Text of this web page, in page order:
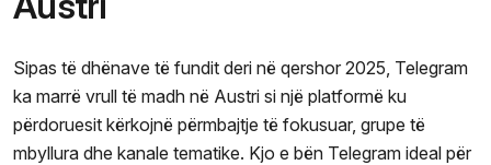
Sipas të dhënave të fundit deri në qershor 2025, Telegram
ka marrë vrull të madh në Austri si një platformë ku
përdoruesit kërkojnë përmbajtje të fokusuar, grupe të
mbyllura dhe kanale tematike. Kjo e bën Telegram ideal për